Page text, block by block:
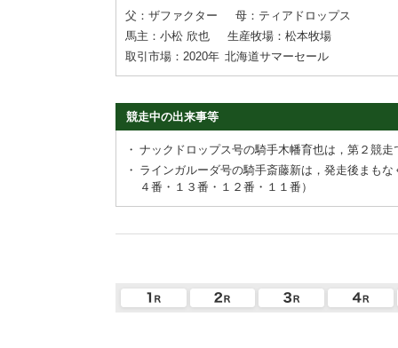
父：ザファクター
母：ティアドロップス
馬主：小松 欣也
生産牧場：松本牧場
取引市場：2020年 北海道サマーセール
競走中の出来事等
・ ナックドロップス号の騎手木幡育也は，第２競
・ ラインガルーダ号の騎手斎藤新は，発走後まも
４番・１３番・１２番・１１番）